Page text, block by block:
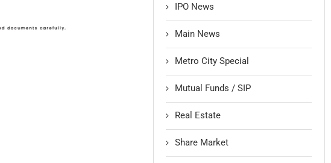
IPO News
Main News
Metro City Special
Mutual Funds / SIP
Real Estate
Share Market